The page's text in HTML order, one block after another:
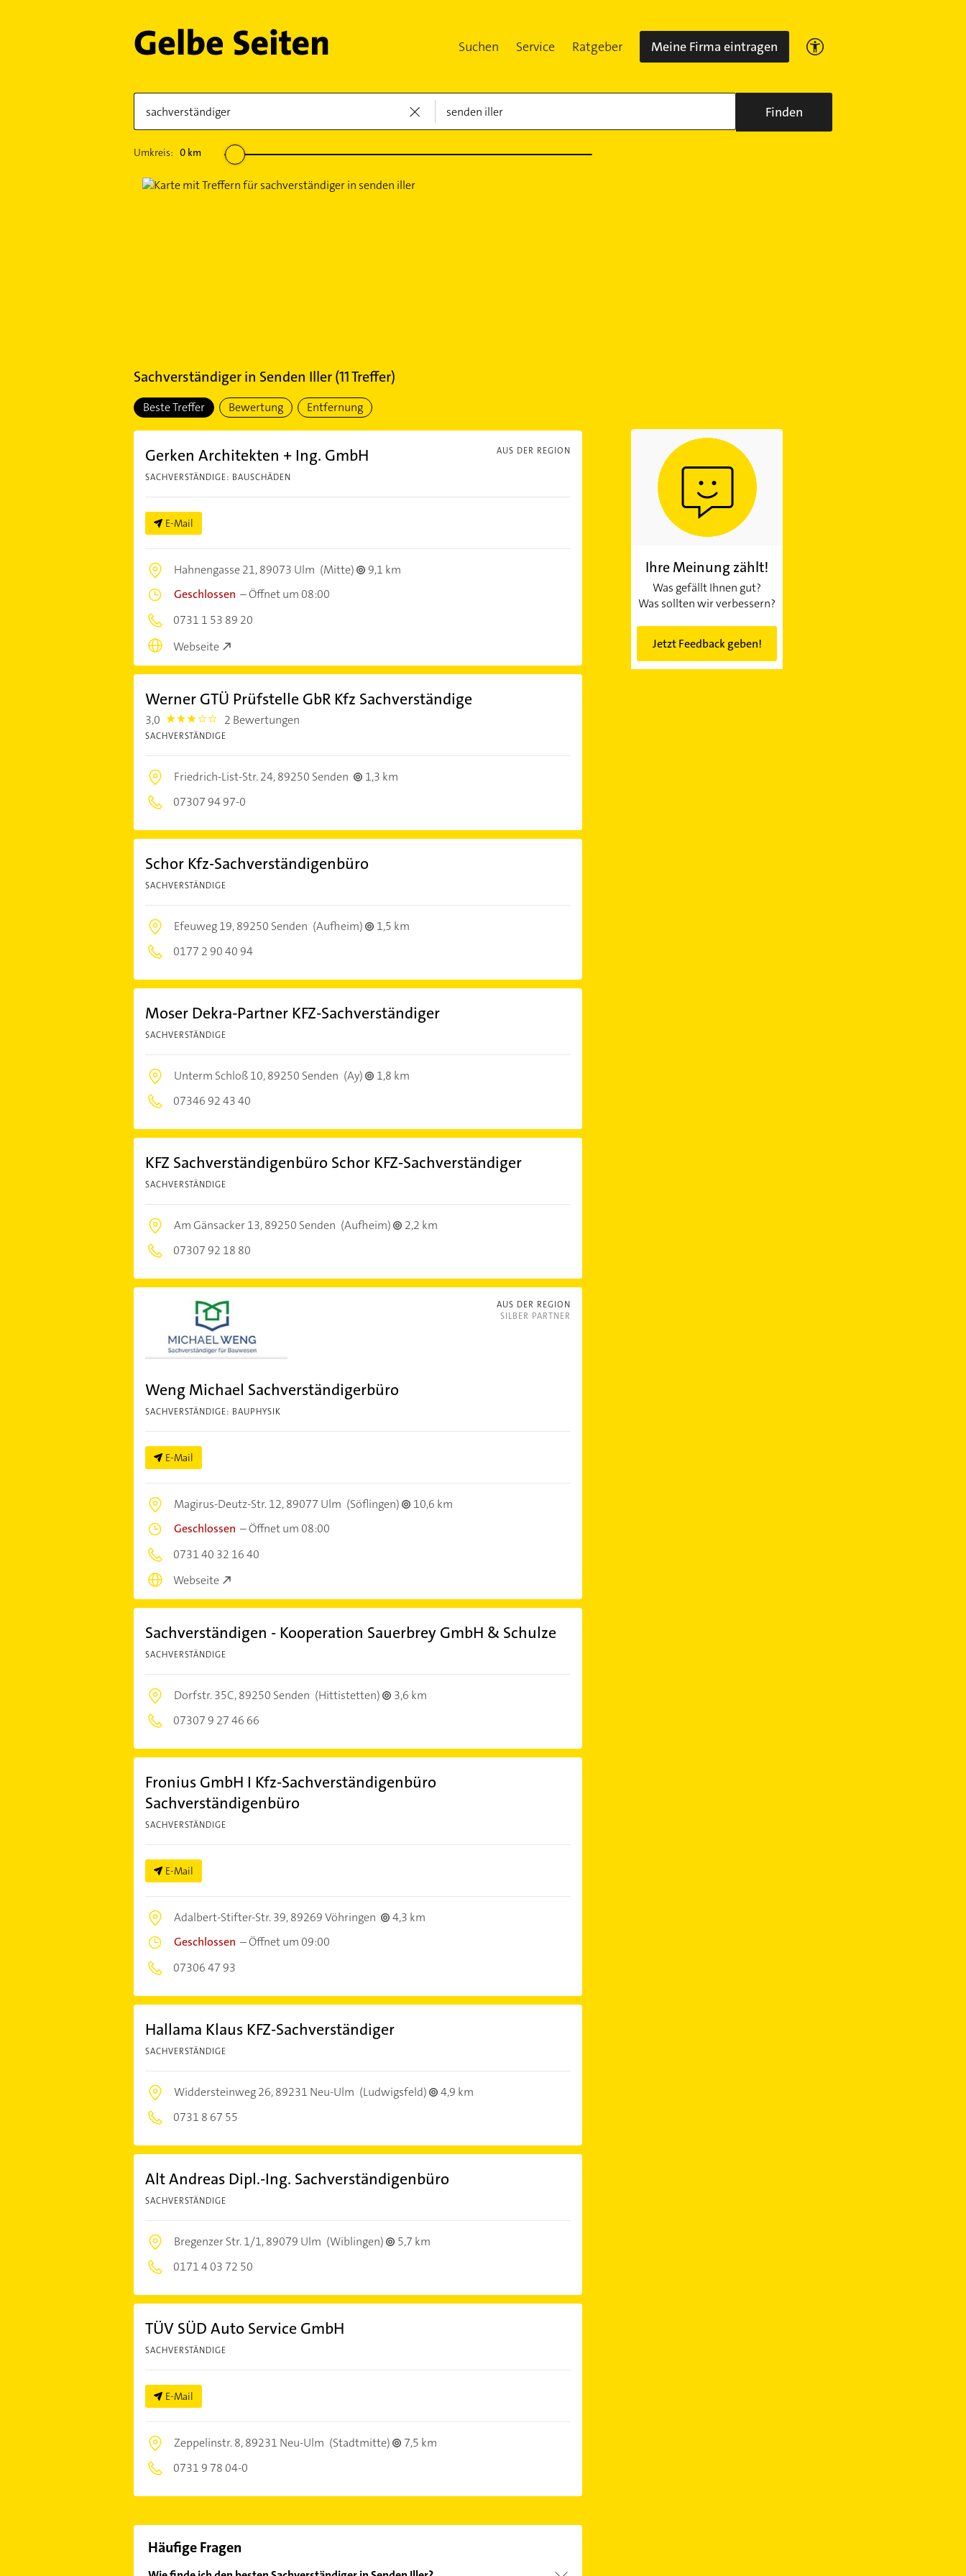
Suchen Service Ratgeber Meine Firma eintragen
Finden
Umkreis: 0km
Sachverständigerin Senden Iller(11Treffer)
Beste Treffer Bewertung Entfernung
AUS DER REGION
Gerken Architekten + Ing. GmbH
SACHVERSTÄNDIGE: BAUSCHÄDEN
E-Mail
Hahnengasse 21,89073 Ulm (Mitte)
9,1 km
Geschlossen –Öffnet um 08:00
0731 1 53 89 20
Webseite
Werner GTÜ Prüfstelle GbR Kfz Sachverständige
3,0 3.0 2 Bewertungen
SACHVERSTÄNDIGE
Friedrich-List-Str. 24,89250 Senden
1,3 km
07307 94 97-0
Schor Kfz-Sachverständigenbüro
SACHVERSTÄNDIGE
Efeuweg 19,89250 Senden (Aufheim)
1,5 km
0177 2 90 40 94
Moser Dekra-Partner KFZ-Sachverständiger
SACHVERSTÄNDIGE
Unterm Schloß 10,89250 Senden (Ay)
1,8 km
07346 92 43 40
KFZ Sachverständigenbüro Schor KFZ-Sachverständiger
SACHVERSTÄNDIGE
Am Gänsacker 13,89250 Senden (Aufheim)
2,2 km
07307 92 18 80
AUS DER REGION
SILBER PARTNER
Weng Michael Sachverständigerbüro
SACHVERSTÄNDIGE: BAUPHYSIK
E-Mail
Magirus-Deutz-Str. 12,89077 Ulm (Söflingen)
10,6 km
Geschlossen –Öffnet um 08:00
0731 40 32 16 40
Webseite
Sachverständigen - Kooperation Sauerbrey GmbH & Schulze
SACHVERSTÄNDIGE
Dorfstr. 35C,89250 Senden (Hittistetten)
3,6 km
07307 9 27 46 66
Fronius GmbH I Kfz-Sachverständigenbüro
Sachverständigenbüro
SACHVERSTÄNDIGE
E-Mail
Adalbert-Stifter-Str. 39,89269 Vöhringen
4,3 km
Geschlossen –Öffnet um 09:00
07306 47 93
Hallama Klaus KFZ-Sachverständiger
SACHVERSTÄNDIGE
Widdersteinweg 26,89231 Neu-Ulm (Ludwigsfeld)
4,9 km
0731 8 67 55
Alt Andreas Dipl.-Ing. Sachverständigenbüro
SACHVERSTÄNDIGE
Bregenzer Str. 1/1,89079 Ulm (Wiblingen)
5,7 km
0171 4 03 72 50
TÜV SÜD Auto Service GmbH
SACHVERSTÄNDIGE
E-Mail
Zeppelinstr. 8,89231 Neu-Ulm (Stadtmitte)
7,5 km
0731 9 78 04-0
Häufige Fragen
Ihre Meinung zählt!
Was gefällt Ihnen gut?
Was sollten wir verbessern?
Jetzt Feedback geben!